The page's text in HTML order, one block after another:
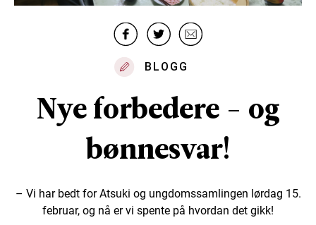
BLOGG
Nye forbedere - og
bønnesvar!
– Vi har bedt for Atsuki og ungdomssamlingen lørdag 15.
februar, og nå er vi spente på hvordan det gikk!